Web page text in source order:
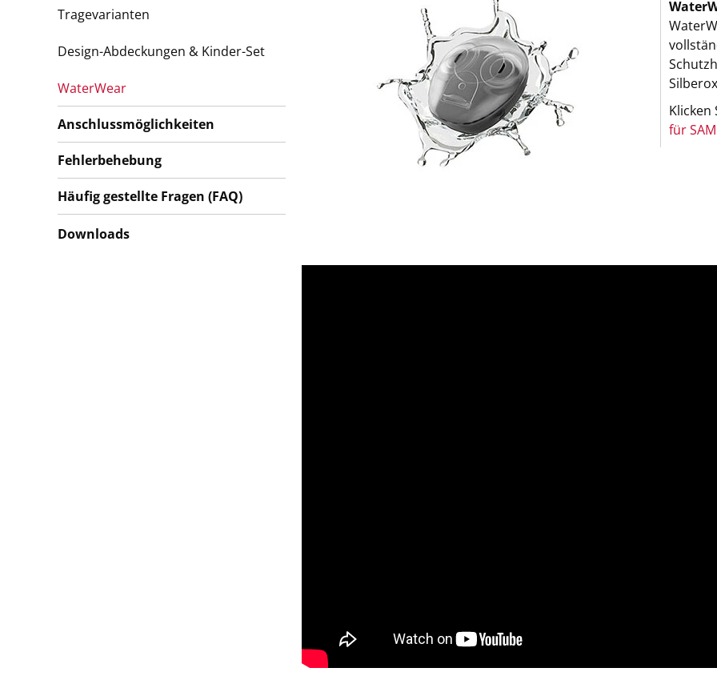
für
Tragevarianten
Design-Abdeckungen & Kinder-Set
WaterWear
Anschlussmöglichkeiten
Fehlerbehebung
Häufig gestellte Fragen (FAQ)
Downloads